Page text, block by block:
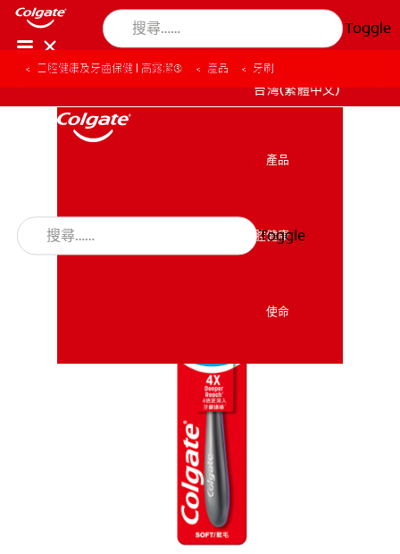
Toggle
台灣(繁體中文)
產品
口腔健康
使命
Toggle
口腔健康及牙齒保健 | 高露潔® 產品 牙刷